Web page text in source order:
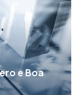
e Boa